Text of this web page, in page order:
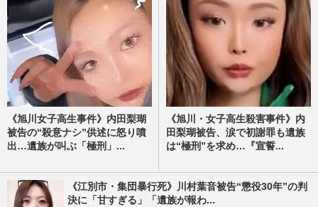
《旭川女子高生事件》内田梨瑚
被告の“殺意ナシ”供述に怒り噴
出…遺族が叫ぶ「極刑」...
《旭川・女子高生殺害事件》内
田梨瑚被告、涙で初謝罪も遺族
は“極刑”を求め…『宣誓...
《江別市・集団暴行死》川村葉音被告“懲役30年”の判
決に「甘すぎる」「遺族が報わ...